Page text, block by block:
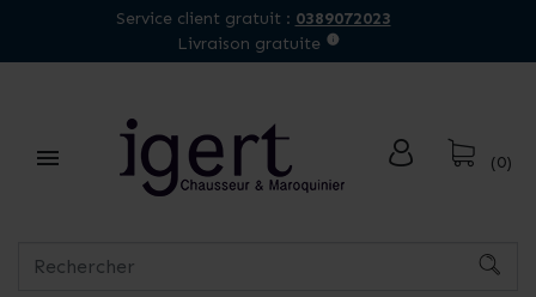
Service client gratuit : 0389072023
Livraison gratuite
 (0)